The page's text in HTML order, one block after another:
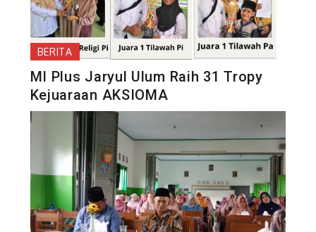
BERITA
MI Plus Jaryul Ulum Raih 31 Tropy
Kejuaraan AKSIOMA